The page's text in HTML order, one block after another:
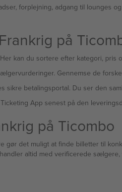
forplejning, adgang til lounges
på
kan du sortere efter kategori, pris
Gennemse de
betalingsportal. Du ser den
App senest på den
på Ticombo
det muligt at finde billetter til
altid med verificerede